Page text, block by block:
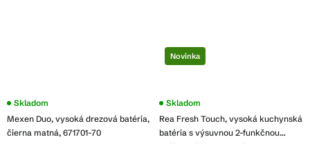
Mexen Duo, vysoká drezová batéria,
čierna matná, 671701-70
Skladom
Novinka
Rea Fresh Touch, vysoká kuchynská
batéria s výsuvnou 2-funkčnou
spŕškou, čierna matná, REA-B6734
Skladom